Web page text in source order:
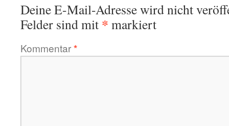
Deine E-Mail-Adresse wird nicht
Felder sind mit * markiert
Kommentar*